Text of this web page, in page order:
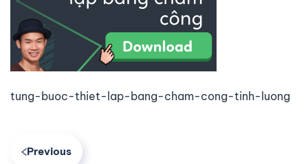
tung-buoc-thiet-lap-bang-cham-cong-tinh-luong
Previous